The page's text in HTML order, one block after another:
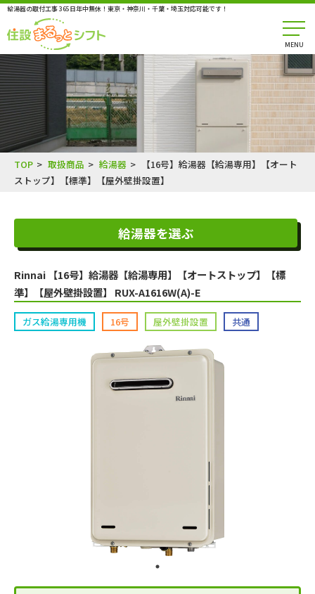
給湯器の取付工事 365日年中無休！東京・神奈川・千葉・埼玉対応可能です！
MENU
TOP 取扱商品 給湯器
【16号】給湯器【給湯専用】【オート
ストップ】【標準】【屋外壁掛設置】
給湯器を選ぶ
Rinnai 【16号】給湯器【給湯専用】【オートストップ】【標
準】【屋外壁掛設置】 RUX-A1616W(A)-E
ガス給湯専用機 16号 屋外壁掛設置 共通